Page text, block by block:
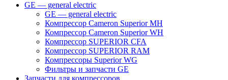
GE — general electric
GE — general electric
Компрессор Cameron Superior MH
Компрессор Cameron Superior WH
Компрессор SUPERIOR CFA
Компрессор SUPERIOR RAM
Компрессоры Superior WG
Фильтры и запчасти GE
Запчасти для компрессоров